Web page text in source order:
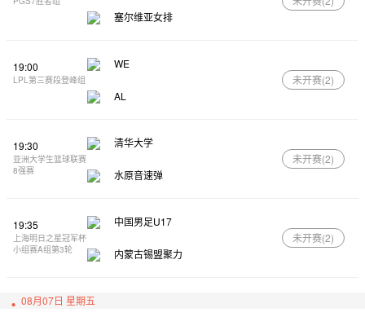
塞尔维亚女排
19:00
LPL第三赛段登峰组
WE
AL
未开赛(2)
19:30
亚洲大学生篮球联赛
8强赛
清华大学
水原音速弹
未开赛(2)
19:35
上海明日之星冠军杯
小组赛A组第3轮
中国男足U17
内蒙古锡盟聚力
未开赛(2)
08月07日 星期五